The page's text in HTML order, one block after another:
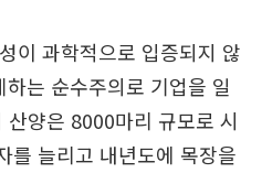
이 과학적으로 입증되지 않
는 순수주의로 기업을 일
양은 8000마리 규모로 시
를 늘리고 내년도에 목장을